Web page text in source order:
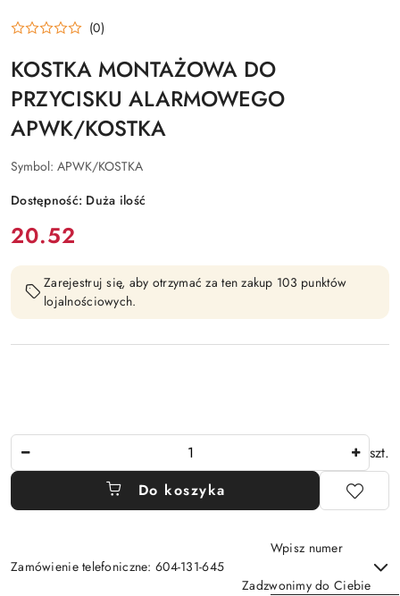
(0)
KOSTKA MONTAŻOWA DO
PRZYCISKU ALARMOWEGO
APWK/KOSTKA
Symbol: APWK/KOSTKA
Dostępność: Duża ilość
cena:
20.52
Zarejestruj się, aby otrzymać za ten zakup 103 punktów
lojalnościowych.
szt.
Do koszyka
Zamówienie telefoniczne: 604-131-645
Wpisz numer
Zadzwonimy do Ciebie